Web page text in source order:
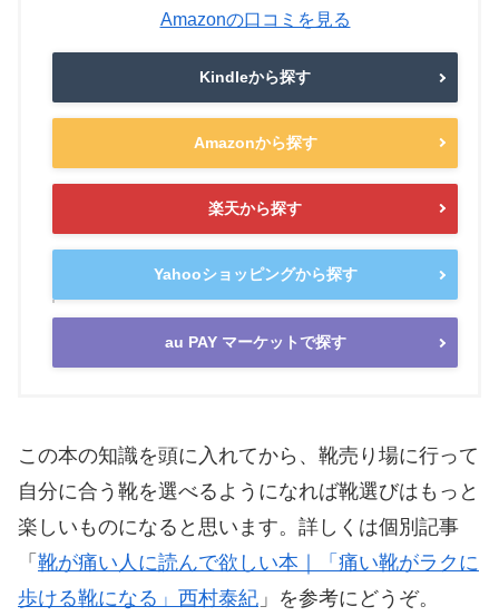
Amazonの口コミを見る
Kindleから探す
Amazonから探す
楽天から探す
Yahooショッピングから探す
au PAY マーケットで探す
この本の知識を頭に入れてから、靴売り場に行って
自分に合う靴を選べるようになれば靴選びはもっと
楽しいものになると思います。詳しくは個別記事
「 靴が痛い人に読んで欲しい本｜「痛い靴がラクに
歩ける靴になる」西村泰紀 」を参考にどうぞ。